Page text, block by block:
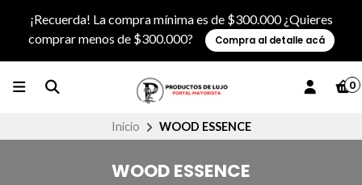
¡Recuerda! La compra mínima es de $300.000 ¿Quieres
comprar menos de $300.000?
Compra al detalle acá
0
Inicio WOOD ESSENCE
WOOD ESSENCE